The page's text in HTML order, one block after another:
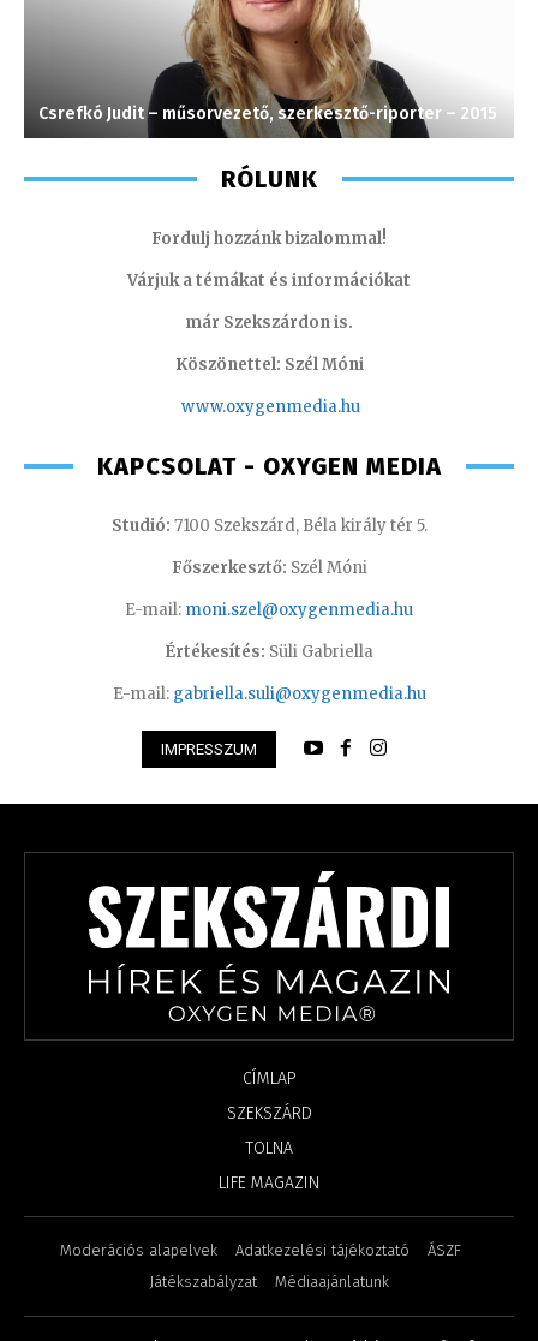
Csrefkó Judit – műsorvezető, szerkesztő-riporter – 2015
RÓLUNK
Fordulj hozzánk bizalommal!
Várjuk a témákat és információkat
már Szekszárdon is.
Köszönettel: Szél Móni
www.oxygenmedia.hu
KAPCSOLAT - OXYGEN MEDIA
Studió: 7100 Szekszárd, Béla király tér 5.
Főszerkesztő: Szél Móni
E-mail: moni.szel@oxygenmedia.hu
Értékesítés: Süli Gabriella
E-mail: gabriella.suli@oxygenmedia.hu
IMPRESSZUM
CÍMLAP
SZEKSZÁRD
TOLNA
LIFE MAGAZIN
Moderációs alapelvek Adatkezelési tájékoztató
ÁSZF
Játékszabályzat
Médiaajánlatunk